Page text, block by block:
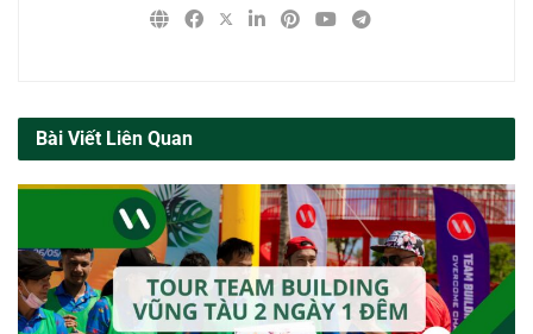
Bài Viết Liên Quan